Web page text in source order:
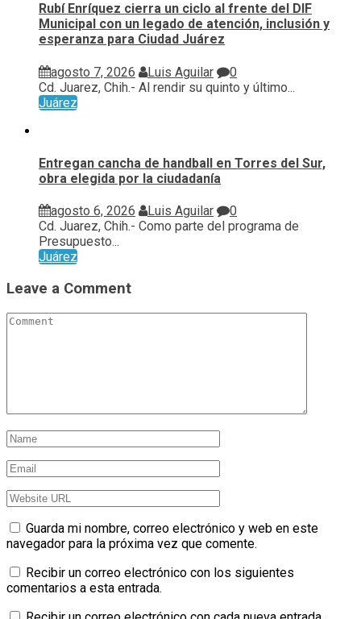
Rubí Enríquez cierra un ciclo al frente del DIF
Municipal con un legado de atención, inclusión y
esperanza para Ciudad Juárez
agosto 7, 2026 Luis Aguilar
0
Cd. Juarez, Chih.- Al rendir su quinto y último...
Juárez
Entregan cancha de handball en Torres del Sur,
obra elegida por la ciudadanía
agosto 6, 2026 Luis Aguilar
0
Cd. Juarez, Chih.- Como parte del programa de
Presupuesto...
Juárez
Leave a Comment
Guarda mi nombre, correo electrónico y web en este
navegador para la próxima vez que comente.
Recibir un correo electrónico con los siguientes
comentarios a esta entrada.